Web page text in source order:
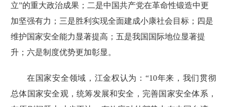
立”的重大政治成果；二是中国共产党在革命性锻造中更
加坚强有力；三是胜利实现全面建成小康社会目标；四是
维护国家安全能力显著提高；五是我国国际地位显著提
升；六是制度优势更加彰显。
在国家安全领域，江金权认为：“10年来，我们贯彻
总体国家安全观，统筹发展和安全，完善国家安全体系，